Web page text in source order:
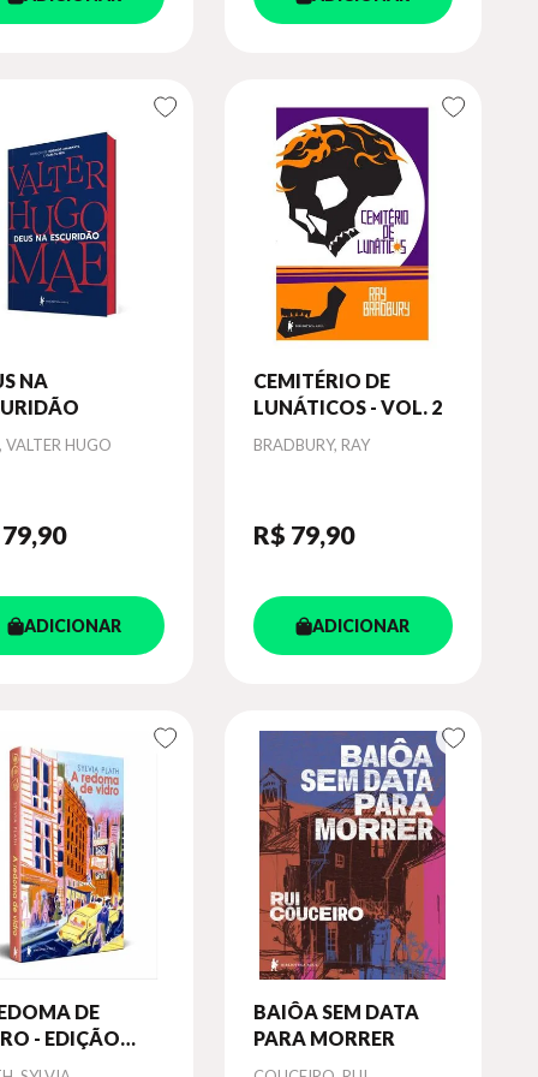
NA
VALTER HUGO
,90
ADICIONAR
CEMITÉRIO DE
LUNÁTICOS - VOL. 2
Autor
BRADBURY, RAY
R$ 79,90
ADICIONAR
DE
- EDIÇÃO
BAIÔA SEM DATA
PARA MORRER